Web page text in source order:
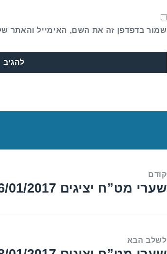
שמור בדפדפן זה את השם, האימייל והאתר
קודם
הפוסט
שערי מט”ח יציגים 16/01/2017
לשלב הבא